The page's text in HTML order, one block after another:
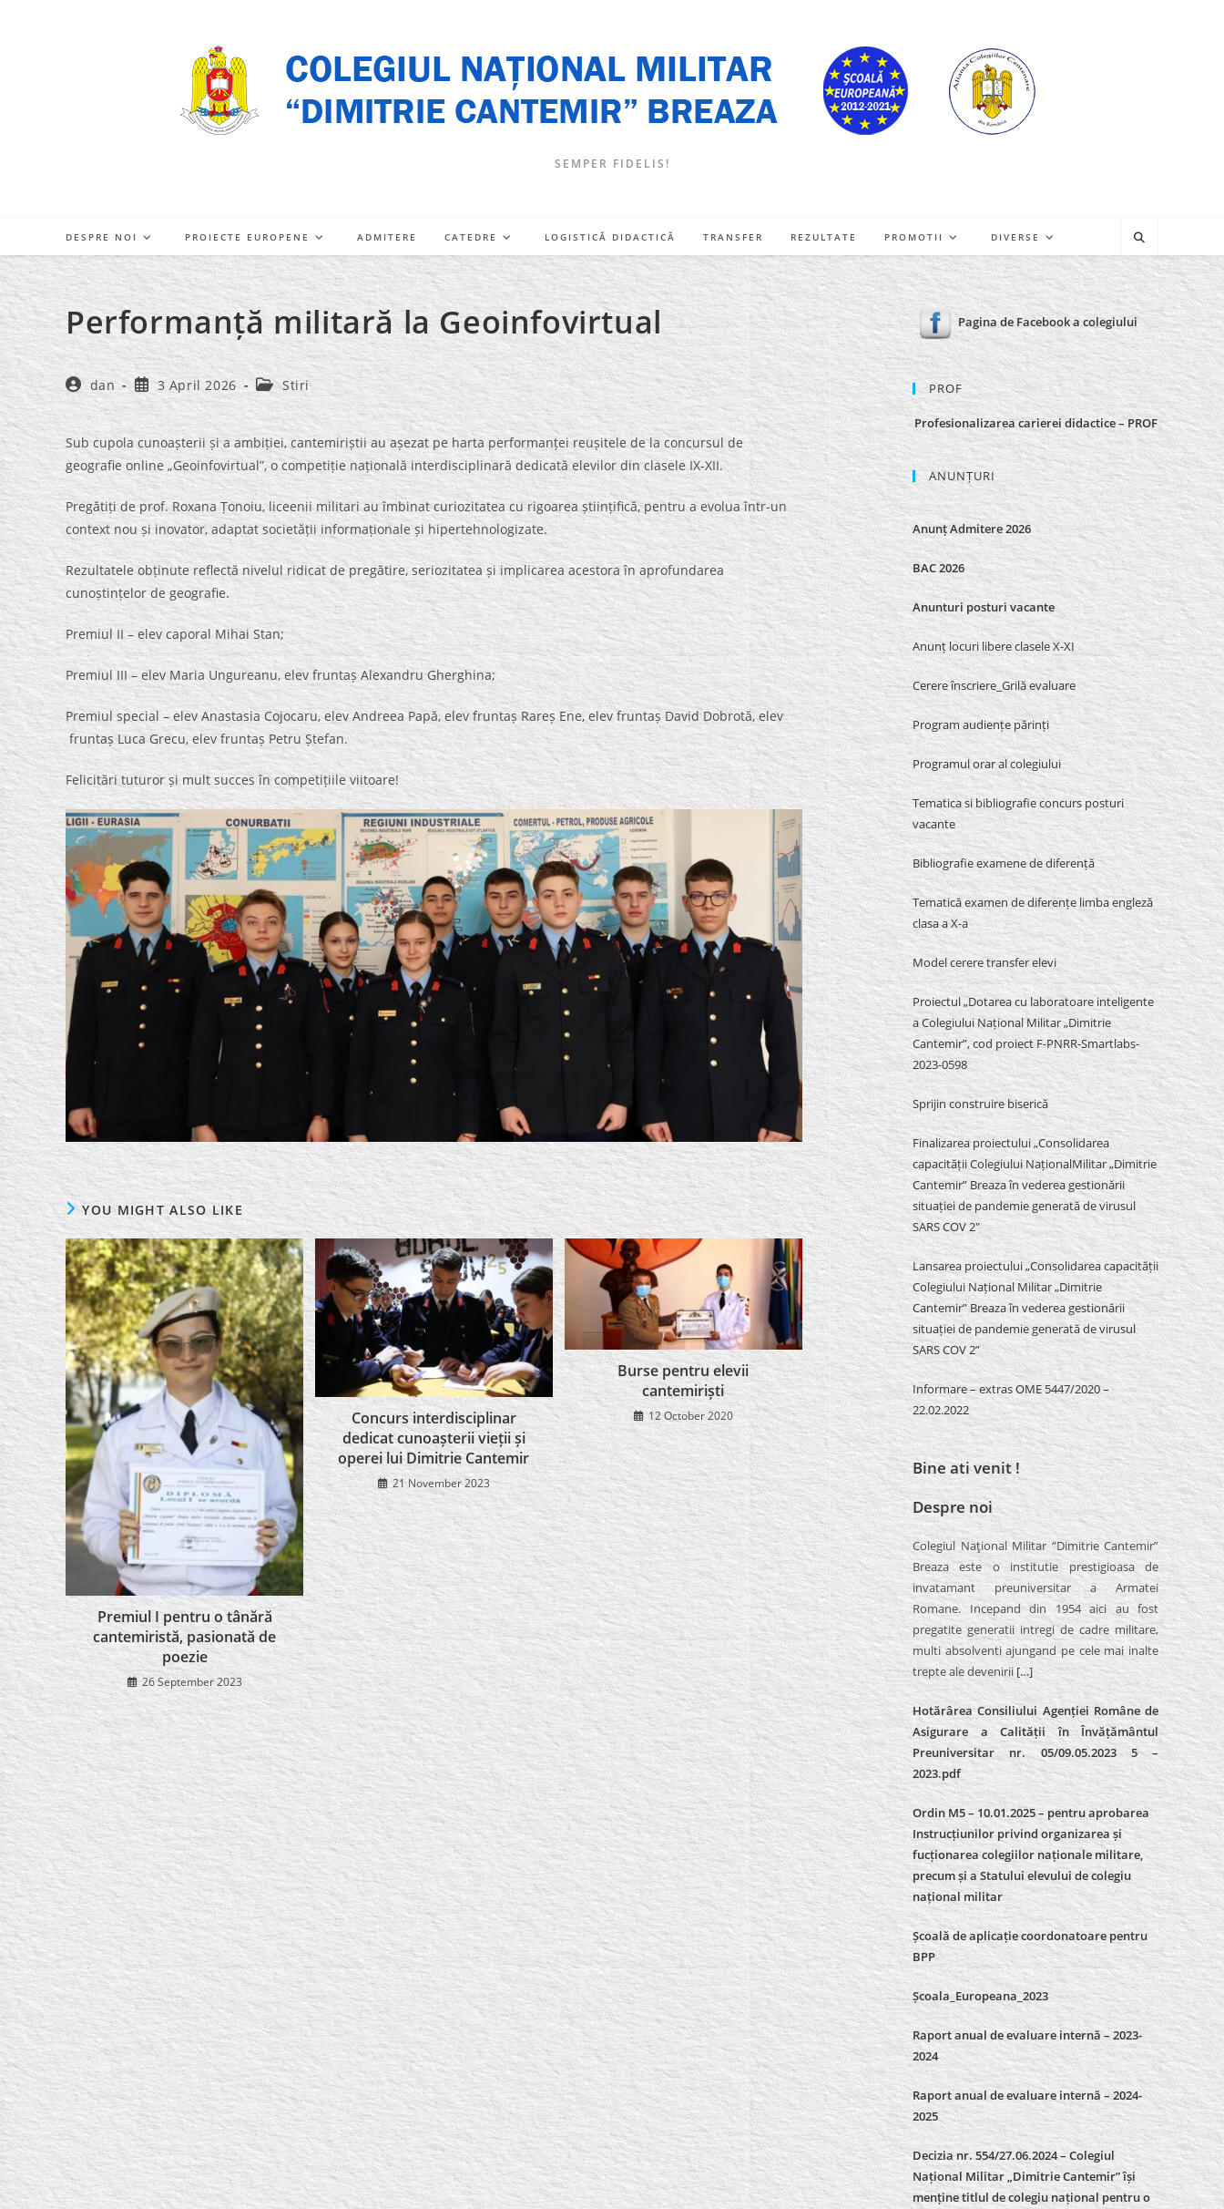
SEMPER FIDELIS!
DESPRE NOI PROIECTE EUROPENE ADMITERE CATEDRE LOGISTICĂ DIDACTICĂ TRANSFER REZULTATE PROMOTII DIVERSE
Performanță militară la Geoinfovirtual
Post
author:
dan
Post
published:
3 April 2026
Post
category:
Stiri
Sub cupola cunoașterii și a ambiției, cantemiriștii au așezat pe harta performanței reușitele de la concursul de
geografie online „Geoinfovirtual”, o competiție națională interdisciplinară dedicată elevilor din clasele IX-XII.
Pregătiți de prof. Roxana Țonoiu, liceenii militari au îmbinat curiozitatea cu rigoarea științifică, pentru a evolua într-un
context nou și inovator, adaptat societății informaționale și hipertehnologizate.
Rezultatele obținute reflectă nivelul ridicat de pregătire, seriozitatea și implicarea acestora în aprofundarea
cunoștințelor de geografie.
Premiul II – elev caporal Mihai Stan;
Premiul III – elev Maria Ungureanu, elev fruntaș Alexandru Gherghina;
Premiul special – elev Anastasia Cojocaru, elev Andreea Papă, elev fruntaș Rareș Ene, elev fruntaș David Dobrotă, elev
fruntaș Luca Grecu, elev fruntaș Petru Ștefan.
Felicitări tuturor și mult succes în competițiile viitoare!
YOU MIGHT ALSO LIKE
Premiul I pentru o tânără
cantemiristă, pasionată de
poezie
26 September 2023
Concurs interdisciplinar
dedicat cunoașterii vieții și
operei lui Dimitrie Cantemir
21 November 2023
Burse pentru elevii
cantemiriști
12 October 2020
Pagina de Facebook a colegiului
PROF
Profesionalizarea carierei didactice – PROF
ANUNȚURI
Anunț Admitere 2026
BAC 2026
Anunturi posturi vacante
Anunț locuri libere clasele X-XI
Cerere înscriere_Grilă evaluare
Program audiențe părinți
Programul orar al colegiului
Tematica si bibliografie concurs posturi
vacante
Bibliografie examene de diferență
Tematică examen de diferențe limba engleză
clasa a X-a
Model cerere transfer elevi
Proiectul „Dotarea cu laboratoare inteligente
a Colegiului Național Militar „Dimitrie
Cantemir”, cod proiect F-PNRR-Smartlabs-
2023-0598
Sprijin construire biserică
Finalizarea proiectului „Consolidarea
capacității Colegiului NaționalMilitar „Dimitrie
Cantemir” Breaza în vederea gestionării
situației de pandemie generată de virusul
SARS COV 2″
Lansarea proiectului „Consolidarea capacității
Colegiului Național Militar „Dimitrie
Cantemir” Breaza în vederea gestionării
situației de pandemie generată de virusul
SARS COV 2”
Informare – extras OME 5447/2020 –
22.02.2022
Bine ati venit !
Despre noi
Colegiul Naţional Militar “Dimitrie Cantemir”
Breaza este o institutie prestigioasa de
invatamant preuniversitar a Armatei
Romane. Incepand din 1954 aici au fost
pregatite generatii intregi de cadre militare,
multi absolventi ajungand pe cele mai inalte
trepte ale devenirii […]
Hotărârea Consiliului Agenției Române de
Asigurare a Calității în Învățământul
Preuniversitar nr. 05/09.05.2023 5 –
2023.pdf
Ordin M5 – 10.01.2025 – pentru aprobarea
Instrucțiunilor privind organizarea și
fucționarea colegiilor naționale militare,
precum și a Statului elevului de colegiu
național militar
Școală de aplicație coordonatoare pentru
BPP
Școala_Europeana_2023
Raport anual de evaluare internă – 2023-
2024
Raport anual de evaluare internă –2024-
2025
Decizia nr. 554/27.06.2024 – Colegiul
Național Militar „Dimitrie Cantemir” își
menține titlul de colegiu național pentru o